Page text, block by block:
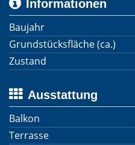
Informationen
Baujahr
Grundstücksfläche (ca.)
Zustand
Ausstattung
Balkon
Terrasse